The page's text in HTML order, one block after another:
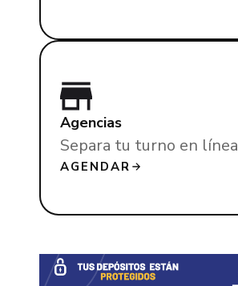
Agencias
Separa tu turno en línea
AGENDAR